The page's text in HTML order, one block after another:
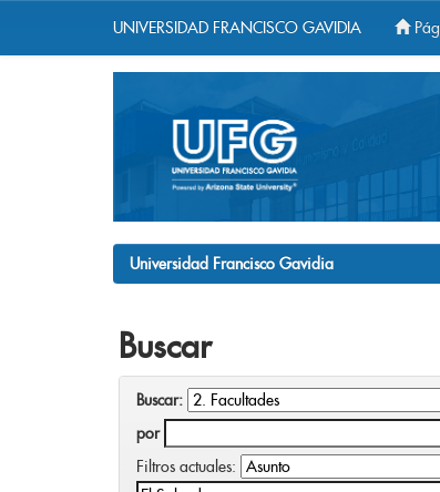
UNIVERSIDAD FRANCISCO GAVIDIA
Universidad Francisco Gavidia
Buscar
Buscar:
por
Filtros actuales: